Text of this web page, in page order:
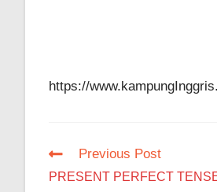
https://
Read
articles
Previous Post
PRESENT PERFECT